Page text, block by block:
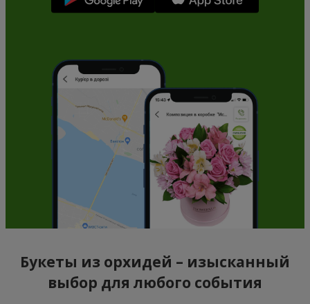
Букеты из орхидей – изысканный
выбор для любого события